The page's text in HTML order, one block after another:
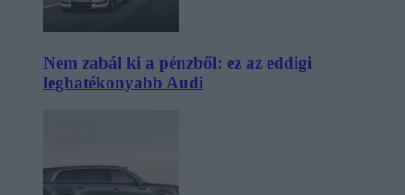
Nem zabál ki a pénzből: ez az eddigi
leghatékonyabb Audi